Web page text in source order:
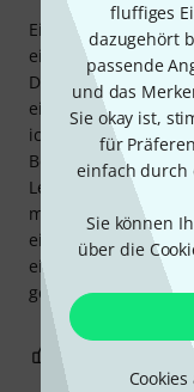
fluffiges
dazugehört
passende
und das
Sie okay ist,
für
einfach durch
Sie können
über die
Eine wirklich
einem vollen Klang
Durchmesser) sehr
eignet sich
ich die Trommel
Bewegung und
Lederriemen des
mm breiten
einen eigenen
einem Ast, um
gewickelt ist.